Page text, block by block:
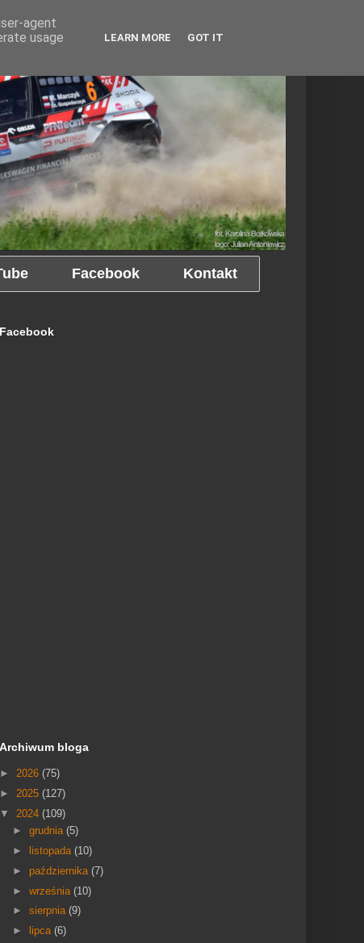
Facebook Kontakt
Facebook
Archiwum bloga
► 2026 (75)
► 2025 (127)
▼ 2024 (109)
► grudnia (5)
►
listopada (10)
► października (7)
► września (10)
► sierpnia (9)
►
lipca (6)
agent
usage
LEARN MORE GOT IT